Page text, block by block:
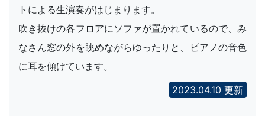
トによる生演奏がはじまります。
吹き抜けの各フロアにソファが置かれているので、み
なさん窓の外を眺めながらゆったりと、ピアノの音色
に耳を傾けています。
2023.04.10 更新